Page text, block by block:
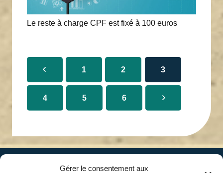
Gérer le consentement aux
Le reste à charge CPF est fixé à 100 euros
1 2 3
4 5 6